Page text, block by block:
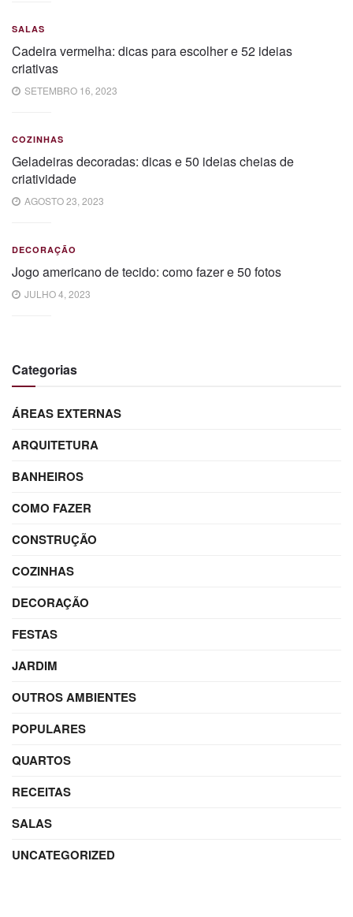
SALAS
Cadeira vermelha: dicas para escolher e 52 ideias
criativas
SETEMBRO 16, 2023
COZINHAS
Geladeiras decoradas: dicas e 50 ideias cheias de
criatividade
AGOSTO 23, 2023
DECORAÇÃO
Jogo americano de tecido: como fazer e 50 fotos
JULHO 4, 2023
Categorias
ÁREAS EXTERNAS
ARQUITETURA
BANHEIROS
COMO FAZER
CONSTRUÇÃO
COZINHAS
DECORAÇÃO
FESTAS
JARDIM
OUTROS AMBIENTES
POPULARES
QUARTOS
RECEITAS
SALAS
UNCATEGORIZED